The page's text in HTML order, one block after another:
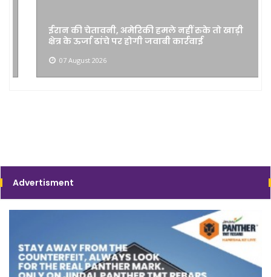
ईरान की चेतावनी, अमेरिकी हमले नहीं रुके तो खाड़ी
क्षेत्र के ऊर्जा ढांचे पर होगी जवाबी कार्रवाई
07 August 2026
Advertisment